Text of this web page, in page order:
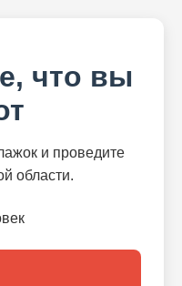
что вы
и проведите
области.